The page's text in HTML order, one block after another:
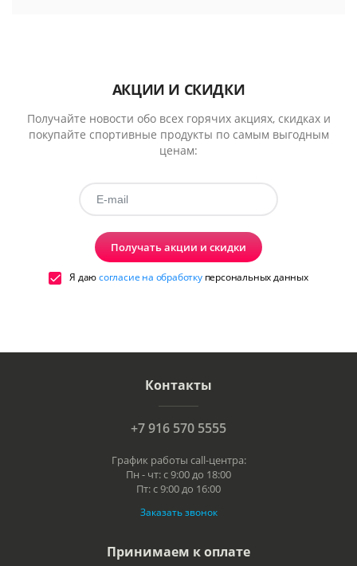
АКЦИИ И СКИДКИ
Получайте новости обо всех горячих акциях, скидках и
покупайте спортивные продукты по самым выгодным
ценам:
Получать акции и скидки
Я даюсогласие на обработкуперсональных данных
Контакты
+7 916 570 5555
График работы call-центра:
Пн - чт: с 9:00 до 18:00
Пт: с 9:00 до 16:00
Заказать звонок
Принимаем к оплате